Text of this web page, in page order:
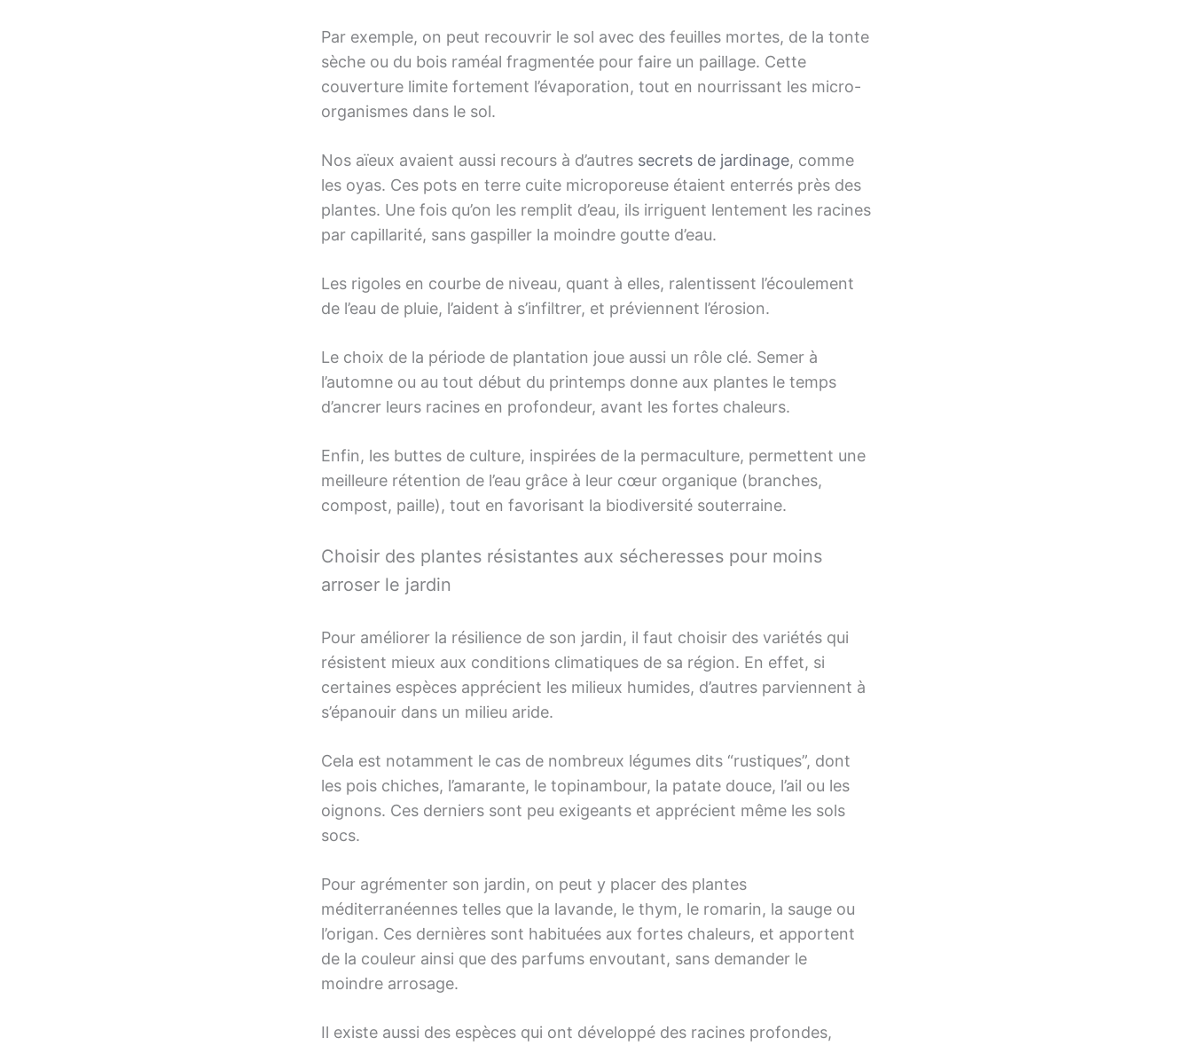
Par exemple, on peut recouvrir le sol avec des feuilles mortes, de la tonte
sèche ou du bois raméal fragmentée pour faire un paillage. Cette
couverture limite fortement l’évaporation, tout en nourrissant les micro-
organismes dans le sol.
Nos aïeux avaient aussi recours à d’autres secrets de jardinage, comme
les oyas. Ces pots en terre cuite microporeuse étaient enterrés près des
plantes. Une fois qu’on les remplit d’eau, ils irriguent lentement les racines
par capillarité, sans gaspiller la moindre goutte d’eau.
Les rigoles en courbe de niveau, quant à elles, ralentissent l’écoulement
de l’eau de pluie, l’aident à s’infiltrer, et préviennent l’érosion.
Le choix de la période de plantation joue aussi un rôle clé. Semer à
l’automne ou au tout début du printemps donne aux plantes le temps
d’ancrer leurs racines en profondeur, avant les fortes chaleurs.
Enfin, les buttes de culture, inspirées de la permaculture, permettent une
meilleure rétention de l’eau grâce à leur cœur organique (branches,
compost, paille), tout en favorisant la biodiversité souterraine.
Choisir des plantes résistantes aux sécheresses pour moins
arroser le jardin
Pour améliorer la résilience de son jardin, il faut choisir des variétés qui
résistent mieux aux conditions climatiques de sa région. En effet, si
certaines espèces apprécient les milieux humides, d’autres parviennent à
s’épanouir dans un milieu aride.
Cela est notamment le cas de nombreux légumes dits “rustiques”, dont
les pois chiches, l’amarante, le topinambour, la patate douce, l’ail ou les
oignons. Ces derniers sont peu exigeants et apprécient même les sols
socs.
Pour agrémenter son jardin, on peut y placer des plantes
méditerranéennes telles que la lavande, le thym, le romarin, la sauge ou
l’origan. Ces dernières sont habituées aux fortes chaleurs, et apportent
de la couleur ainsi que des parfums envoutant, sans demander le
moindre arrosage.
Il existe aussi des espèces qui ont développé des racines profondes,